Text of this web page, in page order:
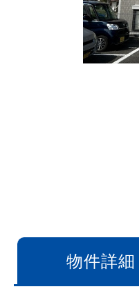
物件詳細